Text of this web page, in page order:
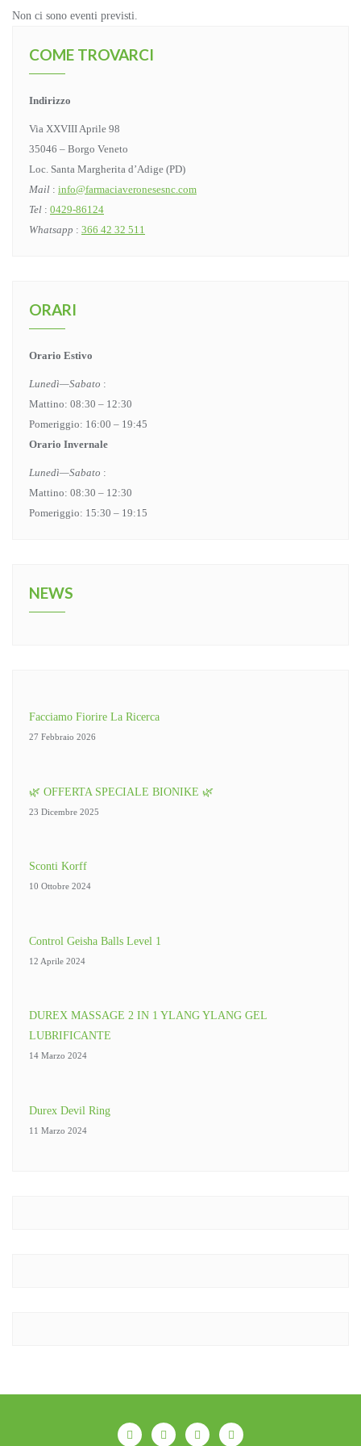
Non ci sono eventi previsti.
COME TROVARCI
Indirizzo
Via XXVIII Aprile 98
35046 – Borgo Veneto
Loc. Santa Margherita d’Adige (PD)
Mail : info@farmaciaveronesesnc.com
Tel : 0429-86124
Whatsapp : 366 42 32 511
ORARI
Orario Estivo
Lunedì—Sabato :
Mattino: 08:30 – 12:30
Pomeriggio: 16:00 – 19:45
Orario Invernale
Lunedì—Sabato :
Mattino: 08:30 – 12:30
Pomeriggio: 15:30 – 19:15
NEWS
Facciamo Fiorire La Ricerca
27 Febbraio 2026
🌿 OFFERTA SPECIALE BIONIKE 🌿
23 Dicembre 2025
Sconti Korff
10 Ottobre 2024
Control Geisha Balls Level 1
12 Aprile 2024
DUREX MASSAGE 2 IN 1 YLANG YLANG GEL
LUBRIFICANTE
14 Marzo 2024
Durex Devil Ring
11 Marzo 2024